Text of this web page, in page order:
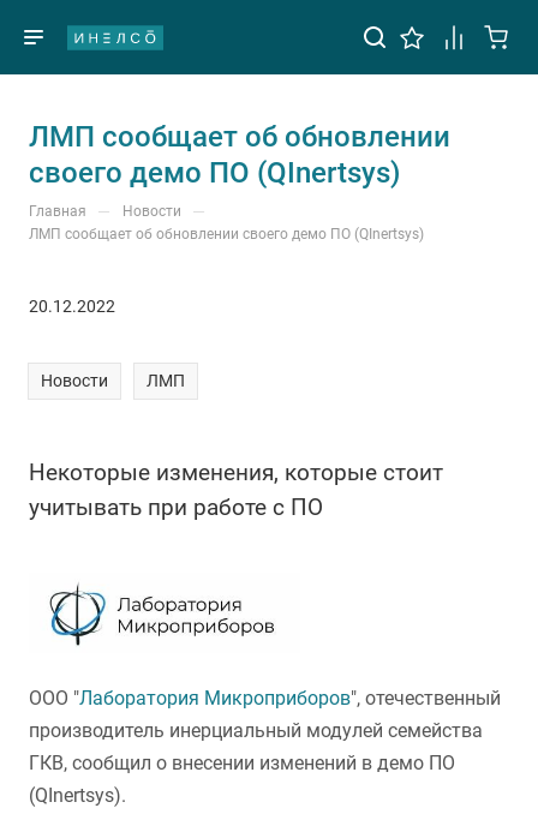
ЛМП сообщает об обновлении
своего демо ПО (QInertsys)
Главная — Новости —
ЛМП сообщает об обновлении своего демо ПО (QInertsys)
20.12.2022
Новости ЛМП
Некоторые изменения, которые стоит
учитывать при работе с ПО
ООО "Лаборатория Микроприборов", отечественный
производитель инерциальный модулей семейства
ГКВ, сообщил о внесении изменений в демо ПО
(QInertsys).